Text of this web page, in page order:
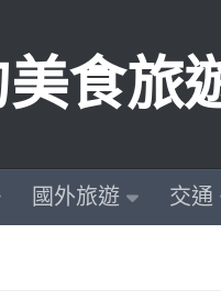
食旅
國外旅遊 交通